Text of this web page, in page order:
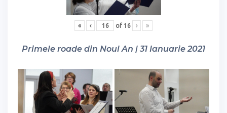
« ‹ of 16 › »
Primele roade din Noul An | 31 Ianuarie 2021